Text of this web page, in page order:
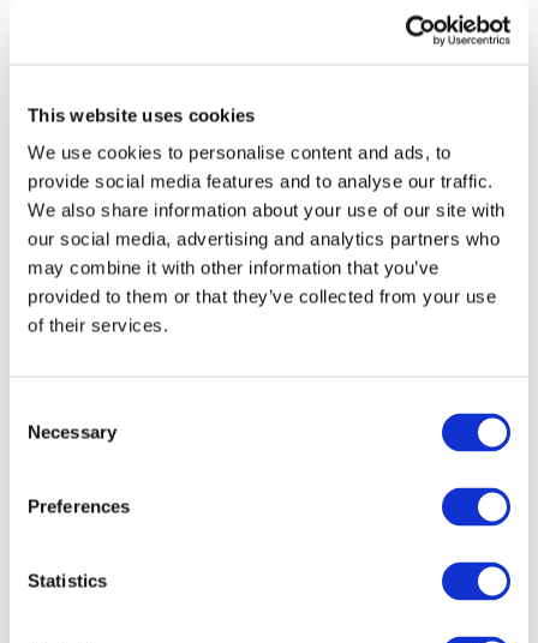
This website uses cookies
We use cookies to personalise content and ads, to
provide social media features and to analyse our traffic.
We also share information about your use of our site with
our social media, advertising and analytics partners who
may combine it with other information that you’ve
provided to them or that they’ve collected from your use
of their services.
Selection
Necessary
Preferences
Statistics